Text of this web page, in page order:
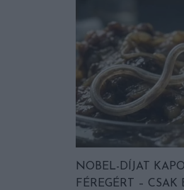
NOBEL-DÍJAT
FÉREGÉRT – CSAK